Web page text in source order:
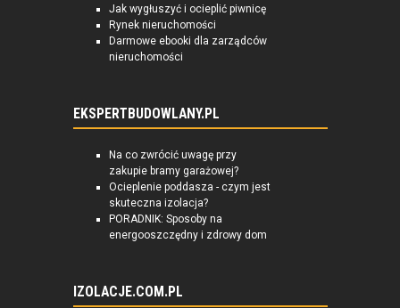
Jak wygłuszyć i ocieplić piwnicę
Rynek nieruchomości
Darmowe ebooki dla zarządców
nieruchomości
EKSPERTBUDOWLANY.PL
Na co zwrócić uwagę przy
zakupie bramy garażowej?
Ocieplenie poddasza - czym jest
skuteczna izolacja?
PORADNIK: Sposoby na
energooszczędny i zdrowy dom
IZOLACJE.COM.PL